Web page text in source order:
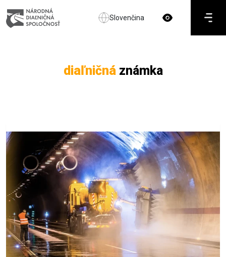
Slovenčina
diaľničnáznámka